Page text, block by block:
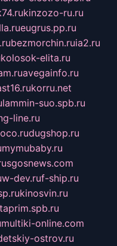
kinzozo-ru.ru
eugrus.pp.ru
bezmorchin.ruia2.ru
kolosok-elita.ru
avegainfo.ru
korru.net
lammin-suo.spb.ru
line.ru
dugshop.ru
mymubaby.ru
w-dev.ruf-ship.ru
kinosvin.ru
multiki-online.com
ostrov.ru